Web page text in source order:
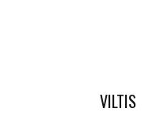
VILTIS